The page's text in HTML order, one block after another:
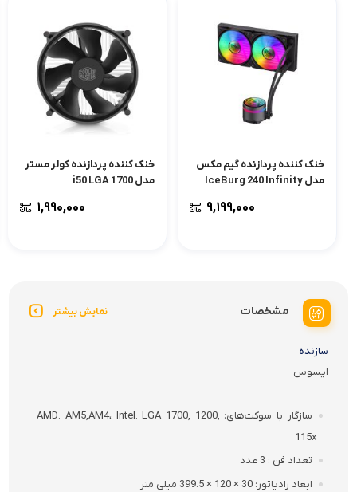
خنک کننده پردازنده گیم مکس
مدل IceBurg 240 Infinity
۹,۱۹۹,۰۰۰
خنک کننده پردازنده کولر مستر
مدل i50 LGA 1700
۱,۹۹۰,۰۰۰
مشخصات نمایش بیشتر
سازنده
ایسوس
سازگار با سوکت‌های AMD: AM5,AM4، Intel: LGA 1700, 1200,
115x
تعداد فن
3 عدد
ابعاد رادیاتور 30 × 120 × 399.5 میلی متر